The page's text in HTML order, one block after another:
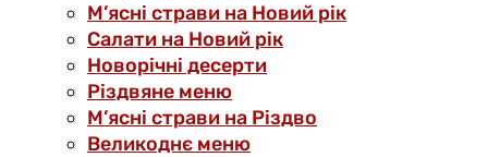
М’ясні страви на Новий рік
Салати на Новий рік
Новорічні десерти
Різдвяне меню
М’ясні страви на Різдво
Великоднє меню